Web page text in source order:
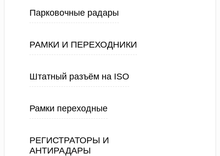
Парковочные радары
РАМКИ И ПЕРЕХОДНИКИ
Штатный разъём на ISO
Рамки переходные
РЕГИСТРАТОРЫ И
АНТИРАДАРЫ